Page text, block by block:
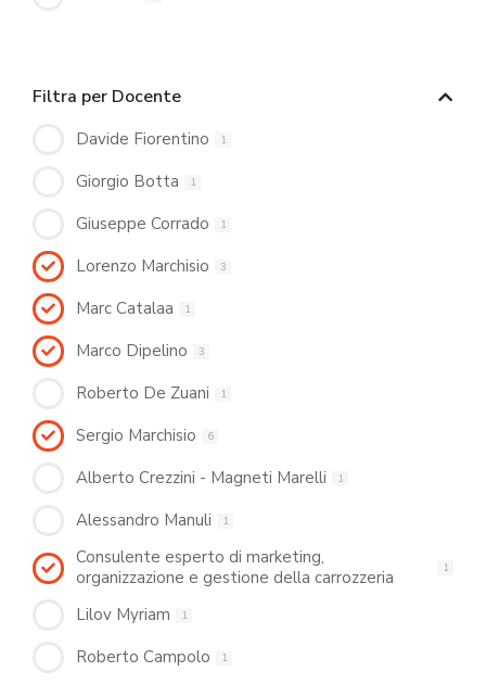
Filtra per Docente
Davide Fiorentino 1
Giorgio Botta 1
Giuseppe Corrado 1
Lorenzo Marchisio 3
Marc Catalaa 1
Marco Dipelino 3
Roberto De Zuani 1
Sergio Marchisio 6
Alberto Crezzini - Magneti Marelli 1
Alessandro Manuli 1
Consulente esperto di marketing,
organizzazione e gestione della carrozzeria
1
Lilov Myriam 1
Roberto Campolo 1